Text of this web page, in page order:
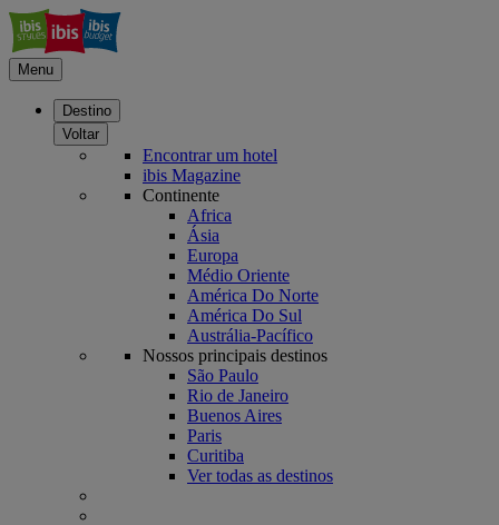
Menu
Destino
Voltar
Encontrar um hotel
ibis Magazine
Continente
Africa
Ásia
Europa
Médio Oriente
América Do Norte
América Do Sul
Austrália-Pacífico
Nossos principais destinos
São Paulo
Rio de Janeiro
Buenos Aires
Paris
Curitiba
Ver todas as destinos